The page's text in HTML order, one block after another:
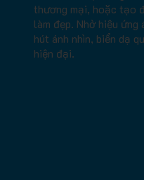
thương mại, hoặc tạo
làm đẹp. Nhờ hiệu
hút ánh nhìn, biển dạ
hiện đại.